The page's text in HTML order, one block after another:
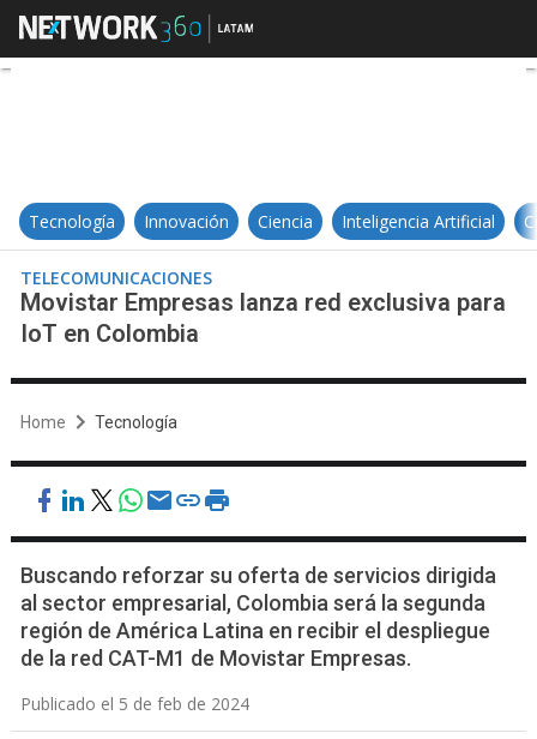
Movistar Empresas lanza red
Tecnología Innovación Ciencia Inteligencia Artificial
TELECOMUNICACIONES
Movistar Empresas lanza red exclusiva para
IoT en Colombia
Home Tecnología
Buscando reforzar su oferta de servicios dirigida
al sector empresarial, Colombia será la segunda
región de América Latina en recibir el despliegue
de la red CAT-M1 de Movistar Empresas.
Publicado el 5 de feb de 2024